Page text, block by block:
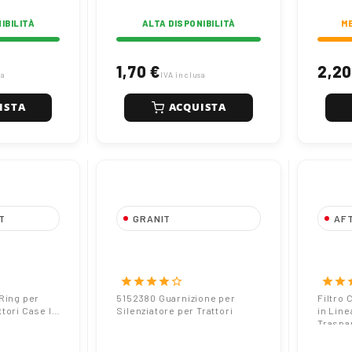
ALTA DISPONIBILITÀ
1,70 €IVA inclusa
ACQUISTA
e New
per
Case IH
GRANIT
starstarstarstarstar_border
5152380 Guarnizione per
Silenziatore per Trattori
starstar
Filtro
in